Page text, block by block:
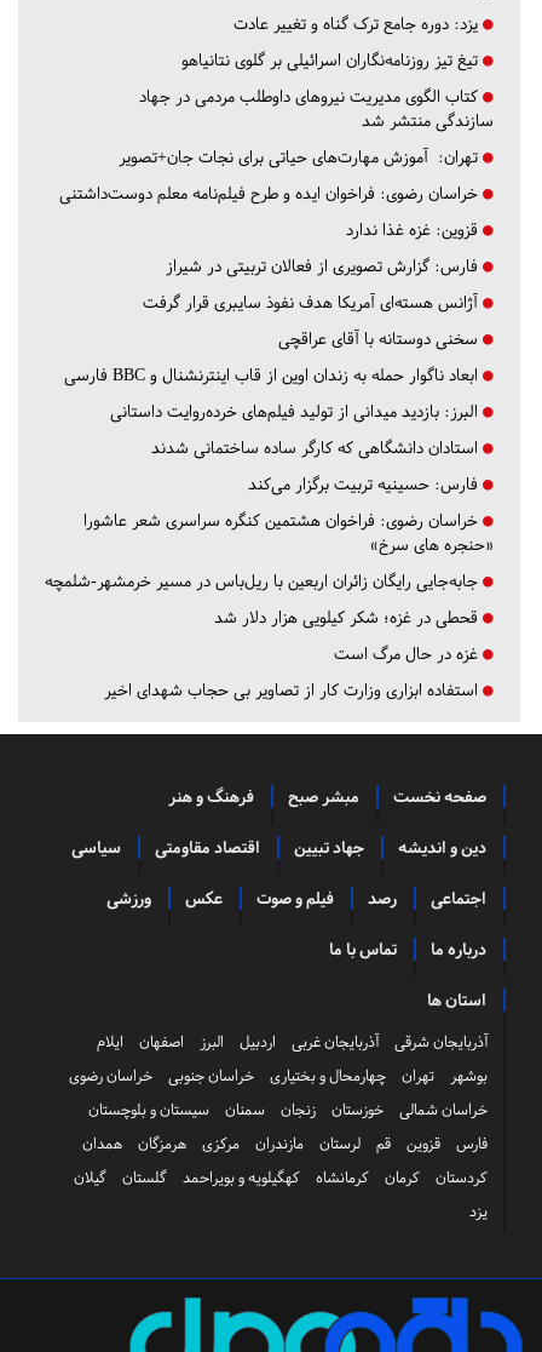
یزد: دوره جامع ترک گناه و تغییر عادت
تیغ تیز روزنامه‌نگاران اسرائیلی بر گلوی نتانیاهو
کتاب الگوی مدیریت نیروهای داوطلب مردمی در جهاد
سازندگی منتشر شد
تهران: آموزش مهارت‌های حیاتی برای نجات جان+تصویر
خراسان رضوی: فراخوان ایده و طرح فیلم‌نامه معلم دوست‌داشتنی
قزوین: غزه غذا ندارد
فارس: گزارش تصویری از فعالان تربیتی در شیراز
آژانس هسته‌ای آمریکا هدف نفوذ سایبری قرار گرفت
سخنی دوستانه با آقای عراقچی
ابعاد ناگوار حمله به زندان اوین از قاب اینترنشنال و BBC فارسی
البرز: بازدید میدانی از تولید فیلم‌های خرده‌روایت داستانی
استادان دانشگاهی که کارگر ساده ساختمانی شدند
فارس: حسینیه تربیت برگزار می‌کند
خراسان رضوی: فراخوان هشتمین کنگره سراسری شعر عاشورا
«حنجره های سرخ»
جابه‌جایی رایگان زائران اربعین با ریل‌باس در مسیر خرمشهر-شلمچه
قحطی در غزه؛ شکر کیلویی هزار دلار شد
غزه در حال مرگ است
استفاده ابزاری وزارت کار از تصاویر بی حجاب شهدای اخیر
صفحه نخست مبشر صبح فرهنگ و هنر
دین و اندیشه جهاد تبیین اقتصاد مقاومتی سیاسی
اجتماعی رصد فیلم و صوت عکس ورزشی
درباره ما تماس با ما
استان ها
آذربایجان شرقی آذربایجان غربی اردبیل البرز اصفهان
ایلام
بوشهر
تهران چهارمحال و بختیاری خراسان جنوبی
خراسان رضوی
خراسان شمالی
خوزستان زنجان سمنان
سیستان و بلوچستان
فارس
قزوین قم لرستان مازندران مرکزی هرمزگان
همدان
کردستان
کرمان کرمانشاه کهگیلویه و بویراحمد گلستان
گیلان
یزد